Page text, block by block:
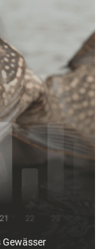
Gewässer